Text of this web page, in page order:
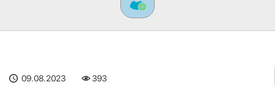
09.08.2023 393